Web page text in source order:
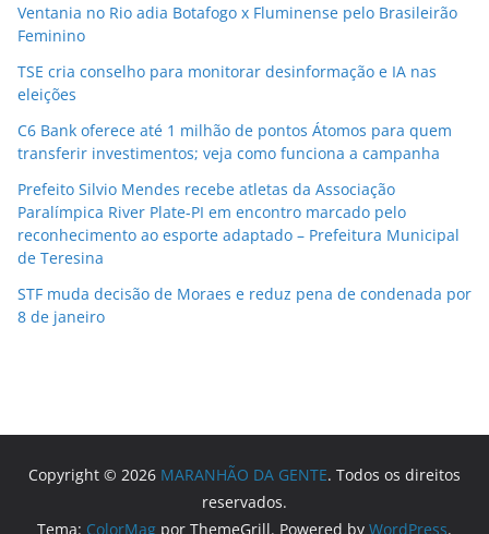
Ventania no Rio adia Botafogo x Fluminense pelo Brasileirão
Feminino
TSE cria conselho para monitorar desinformação e IA nas
eleições
C6 Bank oferece até 1 milhão de pontos Átomos para quem
transferir investimentos; veja como funciona a campanha
Prefeito Silvio Mendes recebe atletas da Associação
Paralímpica River Plate-PI em encontro marcado pelo
reconhecimento ao esporte adaptado – Prefeitura Municipal
de Teresina
STF muda decisão de Moraes e reduz pena de condenada por
8 de janeiro
Copyright © 2026 MARANHÃO DA GENTE. Todos os direitos
reservados.
Tema: ColorMag por ThemeGrill. Powered by WordPress.